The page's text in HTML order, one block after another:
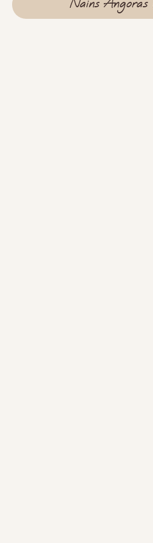
Nains Angoras